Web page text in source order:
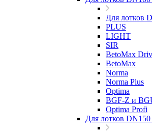
Для лотков
PLUS
LIGHT
SIR
BetoMax
BetoMax
Norma
Norma Plus
Optima
BGF-Z и
Optima Profi
Для лотков DN150